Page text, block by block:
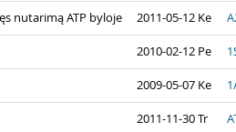
nutarimą ATP byloje 2011-05-12 Ke
2010-02-12 Pe
2009-05-07 Ke
2011-11-30 Tr